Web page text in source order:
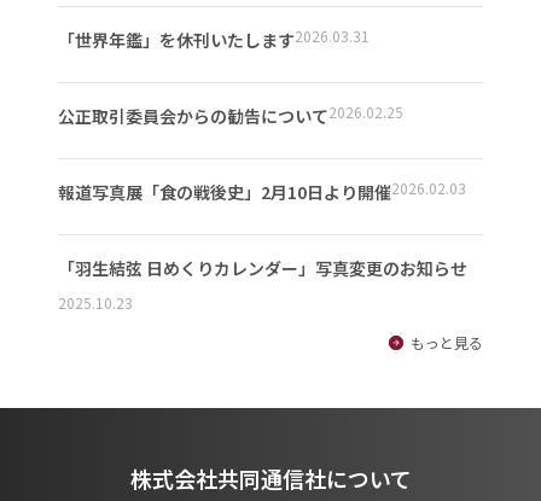
「世界年鑑」を休刊いたします2026.03.31
公正取引委員会からの勧告について2026.02.25
報道写真展「食の戦後史」2月10日より開催2026.02.03
「羽生結弦 日めくりカレンダー」写真変更のお知らせ
2025.10.23
もっと見る
株式会社共同通信社について